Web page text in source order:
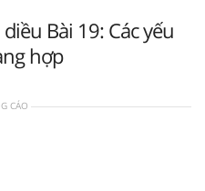
Bài 19: Các yếu
hợp
CÁO